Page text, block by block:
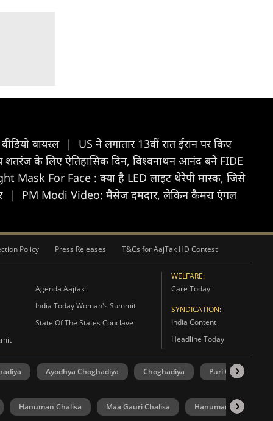
वायरल |
US ने लगातार 13वीं रात ईरान पर किए
शतरंज के लिए ऐतिहासिक दिन, विश्वनाथन आनंद बने FIDE
Mask For Face : क्या है LED लाइट थेरेपी मास्क, जिसे
|
PM Modi Video: मैसेज दमदार, लेकिन कैमरा एंगल
Policy Press Releases T&Cs for AajTak HD Contest
Agenda Aajtak
India Today Woman's Summit
State Of The States Conclave
WELFARE:
Care Today
SYNDICATION:
India Content
Headline Today
Ayodhya Choghadiya Choghadiya Puri Choghadiya
Hanuman Chalisa Maa Gauri Chalisa Hanuman Chalisa